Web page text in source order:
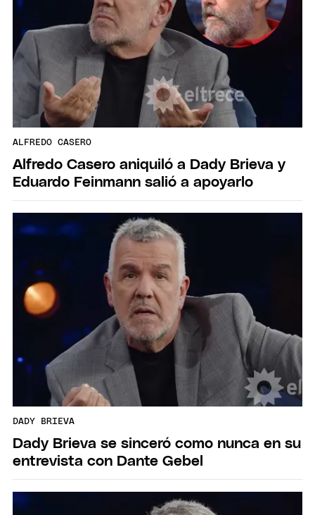
ALFREDO CASERO
Alfredo Casero aniquiló a Dady Brieva y
Eduardo Feinmann salió a apoyarlo
DADY BRIEVA
Dady Brieva se sinceró como nunca en su
entrevista con Dante Gebel